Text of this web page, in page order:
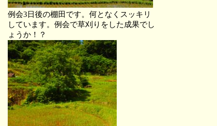
例会3日後の棚田です。何となくスッキリ
しています。例会で草刈りをした成果でし
ょうか！？